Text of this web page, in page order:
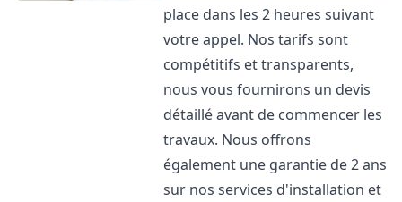
place dans les 2 heures suivant
votre appel. Nos tarifs sont
compétitifs et transparents,
nous vous fournirons un devis
détaillé avant de commencer les
travaux. Nous offrons
également une garantie de 2 ans
sur nos services d'installation et